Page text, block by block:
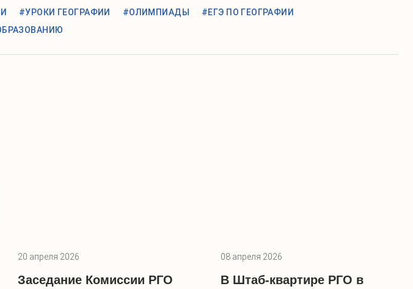
#УРОКИ ГЕОГРАФИИ #ОЛИМПИАДЫ
#ЕГЭ ПО ГЕОГРАФИИ
20 апреля 2026
Заседание Комиссии РГО
08 апреля 2026
В Штаб-квартире РГО в